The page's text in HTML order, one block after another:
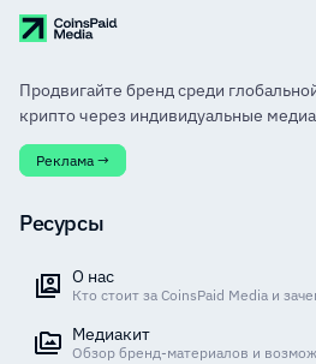
Продвигайте бренд среди
крипто через индивидуальные
Реклама →
Ресурсы
О нас
Кто стоит за CoinsPaid Media и
Медиакит
Обзор бренд-материалов и